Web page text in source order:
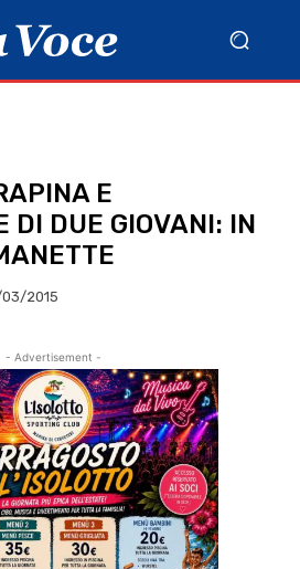
E
DI DUE GIOVANI: IN
2015
- Advertisement -